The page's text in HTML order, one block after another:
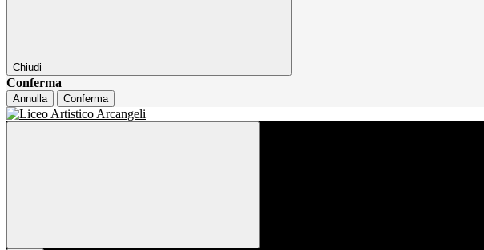
Chiudi
Conferma
Annulla Conferma